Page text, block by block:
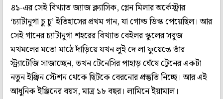
৪১-এর সেই বিখ্যাত জ্যাজ ক্ল্যাসিক, গ্লেন মিলার অর্কেস্ট্রার
‘চ্যাটানুগা চু চু’ ইতিহাসের প্রথম গান, যা গোল্ড ডিস্ক পেয়েছিল। আর
সেই গানের চ্যাটানুগা শহরের বিখ্যাত বেইলর স্কুলের সবুজ
মখমলের মতো মাঠে দাঁড়িয়ে যখন লুই দে লা ফুয়েন্তে তাঁর
স্ট্র্যাটেজি সাজাচ্ছেন, তখন টেনেসির পাহাড় ঘেঁষে ট্রেনের একটা
নতুন ইঞ্জিন স্টেশন থেকে ছিটকে বেরনোর প্রস্তুতি নিচ্ছে। আর এই
আধুনিক ইঞ্জিনের বয়স, মাত্র ১৮ বছর। লামিনে ইয়ামাল।